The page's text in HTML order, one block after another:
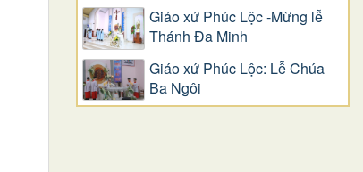
Giáo xứ Phúc Lộc -Mừng lễ
Thánh Đa Minh
Giáo xứ Phúc Lộc: Lễ Chúa
Ba Ngôi